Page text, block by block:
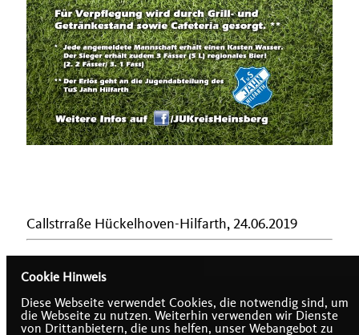
Callstrraße Hückelhoven-Hilfarth, 24.06.2019
Cookie Hinweis
Diese Webseite verwendet Cookies, die notwendig sind, um
die Webseite zu nutzen. Weiterhin verwenden wir Dienste
von Drittanbietern, die uns helfen, unser Webangebot zu